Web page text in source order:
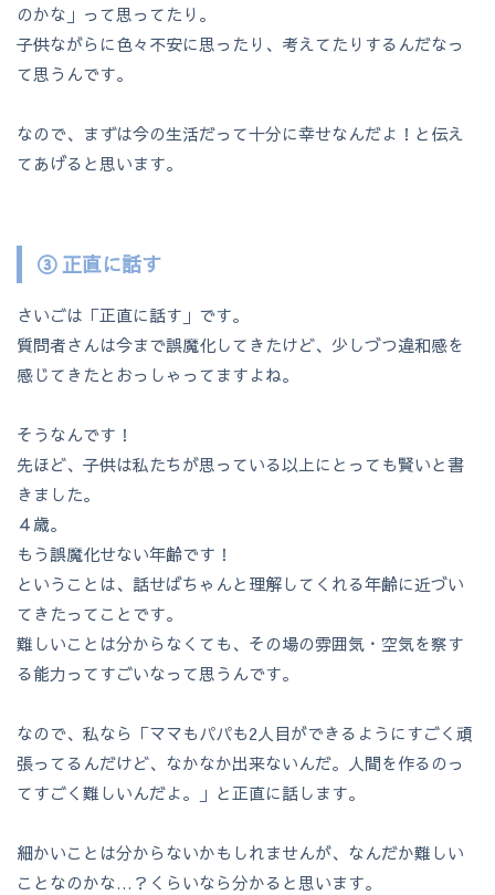
のかな」って思ってたり。
子供ながらに色々不安に思ったり、考えてたりするんだなっ
て思うんです。
なので、まずは今の生活だって十分に幸せなんだよ！と伝え
てあげると思います。
③ 正直に話す
さいごは「正直に話す」です。
質問者さんは今まで誤魔化してきたけど、少しづつ違和感を
感じてきたとおっしゃってますよね。
そうなんです！
先ほど、子供は私たちが思っている以上にとっても賢いと書
きました。
４歳。
もう誤魔化せない年齢です！
ということは、話せばちゃんと理解してくれる年齢に近づい
てきたってことです。
難しいことは分からなくても、その場の雰囲気・空気を察す
る能力ってすごいなって思うんです。
なので、私なら「ママもパパも2人目ができるようにすごく頑
張ってるんだけど、なかなか出来ないんだ。人間を作るのっ
てすごく難しいんだよ。」と正直に話します。
細かいことは分からないかもしれませんが、なんだか難しい
ことなのかな…？くらいなら分かると思います。